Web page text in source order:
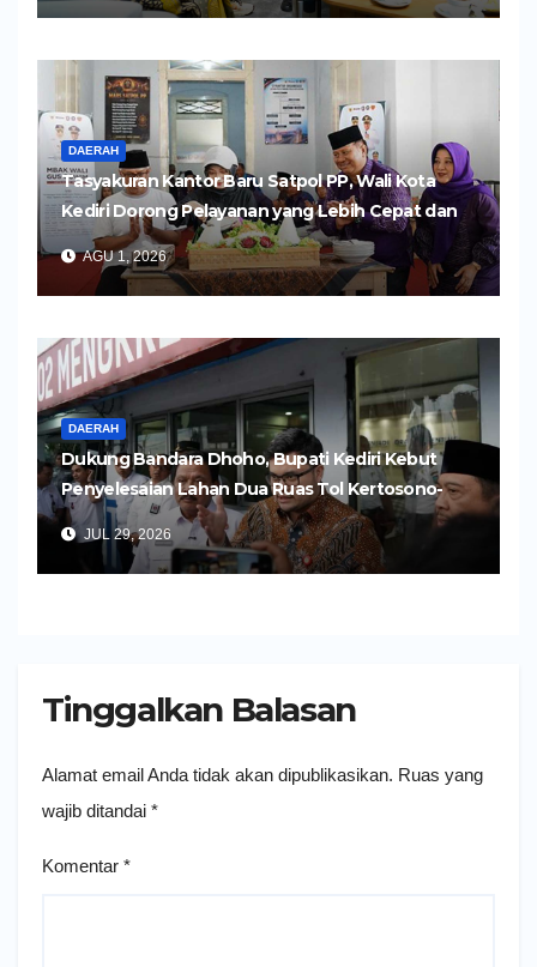
DAERAH
Tasyakuran Kantor Baru Satpol PP, Wali Kota
Kediri Dorong Pelayanan yang Lebih Cepat dan
Humanis
AGU 1, 2026
DAERAH
Dukung Bandara Dhoho, Bupati Kediri Kebut
Penyelesaian Lahan Dua Ruas Tol Kertosono-
Kediri
JUL 29, 2026
Tinggalkan Balasan
Alamat email Anda tidak akan dipublikasikan. Ruas yang
wajib ditandai *
Komentar *